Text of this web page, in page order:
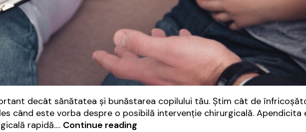
decât sănătatea și bunăstarea copilului tău. Știm cât de
când este vorba despre o posibilă intervenție chirurgicală.
rapidă.… Continue reading